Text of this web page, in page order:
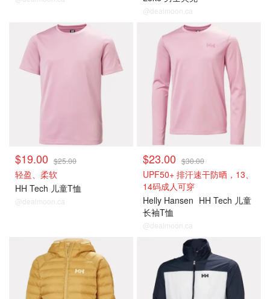
@dealmoon.ca
$19.00 $25.00
轻盈、柔软
HH Tech 儿童T恤
@dealmoon.ca
$23.00 $30.00
UPF50+ 排汗速干防晒，13、
14码成人可穿
Helly Hansen HH Tech 儿童
长袖T恤
@dealmoon.ca